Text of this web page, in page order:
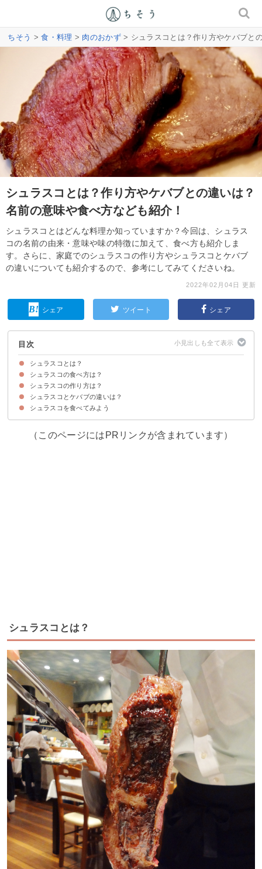
ちそう >食・料理 > 肉のおかず> シュラスコとは？作り方やケバブと
シュラスコとは？作り方やケバブとの違いは？
名前の意味や食べ方なども紹介！
シュラスコとはどんな料理か知っていますか？今回は、シュラス
コの名前の由来・意味や味の特徴に加えて、食べ方も紹介しま
す。さらに、家庭でのシュラスコの作り方やシュラスコとケバブ
の違いについても紹介するので、参考にしてみてくださいね。
2022年02月04日 更新
シェア ツイート シェア
目次
シュラスコとは？
シュラスコとはブラジルの串焼き肉料理
シュラスコの名前の由来・意味
シュラスコの食べ方は？
本場ブラジルでの食べ方
日本での食べ方
シュラスコの作り方は？
シュラスコとケバブの違いは？
①肉の種類
②焼き方・食べ方
シュラスコを食べてみよう
（このページにはPRリンクが含まれています）
シュラスコとは？